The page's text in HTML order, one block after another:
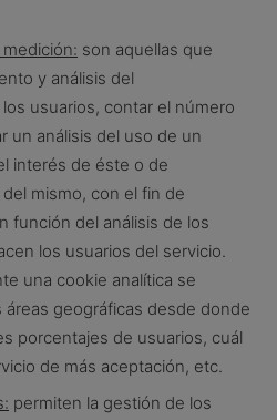
son aquellas que
y análisis del
usuarios, contar el número
un análisis del uso de un
interés de éste o de
mismo, con el fin de
función del análisis de los
los usuarios del servicio.
una cookie analítica se
áreas geográficas desde donde
porcentajes de usuarios, cuál
de más aceptación, etc.
permiten la gestión de los